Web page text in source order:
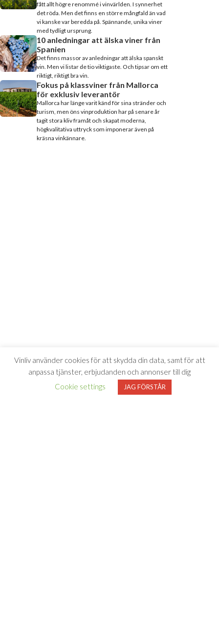
fått allt högre renommé i vinvärlden. I synnerhet
det röda. Men det finns en större mångfald än vad
vi kanske var beredda på. Spännande, unika viner
med tydligt ursprung.
10 anledningar att älska viner från
Spanien
Det finns massor av anledningar att älska spanskt
vin. Men vi listar de tio viktigaste. Och tipsar om ett
riktigt, riktigt bra vin.
Fokus på klassviner från Mallorca
för exklusiv leverantör
Mallorca har länge varit känd för sina stränder och
turism, men öns vinproduktion har på senare år
tagit stora kliv framåt och skapat moderna,
högkvalitativa uttryck som imponerar även på
kräsna vinkännare.
Vinliv använder cookies för att skydda din data, samt för att
anpassa tjänster, erbjudanden och annonser till dig
Cookie settings
JAG FÖRSTÅR